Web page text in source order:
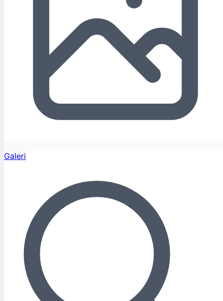
Galeri